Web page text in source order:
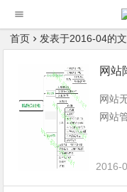
首页 发表于2016-04的
网站
网站
网站
2016-